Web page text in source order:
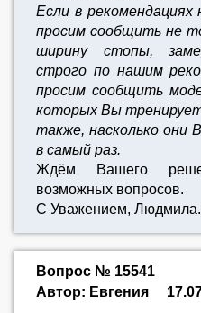
Если в
просим сообщить не
ширину стопы,
строго по нашим
просим сообщить
которых Вы
также, насколько они
в самый раз.
Ждём Вашего
возможных вопросов.
С Уважением, Людмила.
Вопрос № 15541
Автор: Евгения